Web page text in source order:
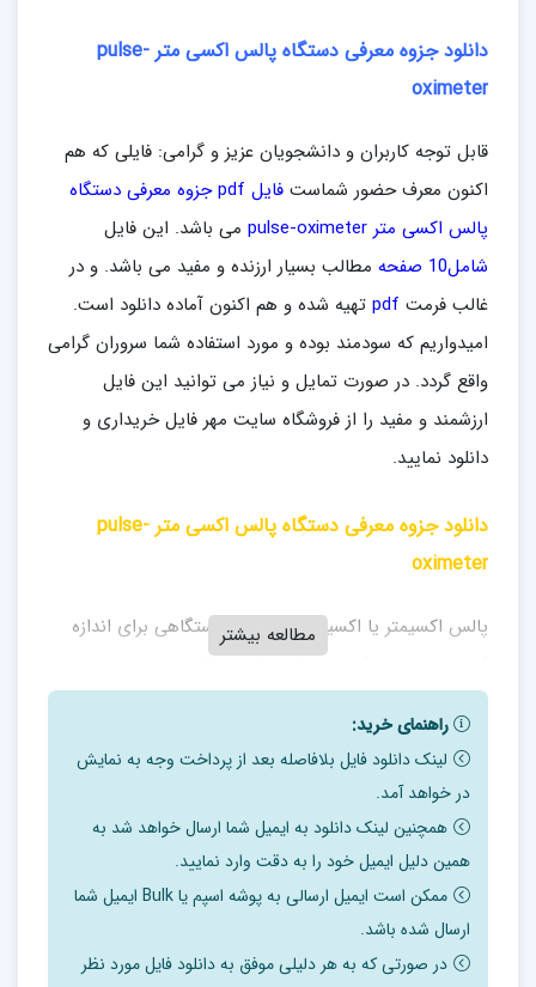
دانلود جزوه معرفی دستگاه پالس اکسی متر pulse-
oximeter
قابل توجه کاربران و دانشجویان عزیز و گرامی: فایلی که هم
اکنون معرف حضور شماست
فایل pdf جزوه معرفی دستگاه
پالس اکسی متر pulse-oximeter
می باشد. این فایل
شامل10 صفحه
مطالب بسیار ارزنده و مفید می باشد. و در
غالب فرمت pdf تهیه شده و هم اکنون آماده دانلود است.
امیدواریم که سودمند بوده و مورد استفاده شما سروران گرامی
واقع گردد. در صورت تمایل و نیاز می توانید این فایل
ارزشمند و مفید را از فروشگاه سایت مهر فایل خریداری و
دانلود نمایید.
دانلود جزوه معرفی دستگاه پالس اکسی متر pulse-
oximeter
پالس اکسیمتر یا اکسیژن سنج خون دستگاهی برای اندازه
محیطی می باشد.
این وسیله غیر تهاجمی بوده و به سادگی مورد استفاده قرار
می گیرد.
در واقع پالس اکسیمتر سریع تر از ارزیابی فشارخون ، در نبض
و تنفس ، مشکلات موجود اکسیژن رسانی را نشان می دهد.
قسمت های اصلی دستگاه:
مطالعه بیشتر
راهنمای خرید:
لینک دانلود فایل بلافاصله بعد از پرداخت وجه به نمایش
در خواهد آمد.
همچنین لینک دانلود به ایمیل شما ارسال خواهد شد به
همین دلیل ایمیل خود را به دقت وارد نمایید.
ممکن است ایمیل ارسالی به پوشه اسپم یا Bulk ایمیل شما
ارسال شده باشد.
در صورتی که به هر دلیلی موفق به دانلود فایل مورد نظر